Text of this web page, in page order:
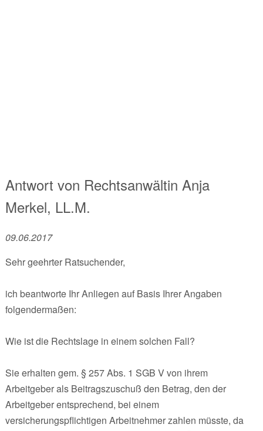
Antwort von Rechtsanwältin Anja
Merkel, LL.M.
09.06.2017
Sehr geehrter Ratsuchender,
ich beantworte Ihr Anliegen auf Basis Ihrer Angaben
folgendermaßen:
Wie ist die Rechtslage in einem solchen Fall?
Sie erhalten gem. § 257 Abs. 1 SGB V von ihrem
Arbeitgeber als Beitragszuschuß den Betrag, den der
Arbeitgeber entsprechend, bei einem
versicherungspflichtigen Arbeitnehmer zahlen müsste, da